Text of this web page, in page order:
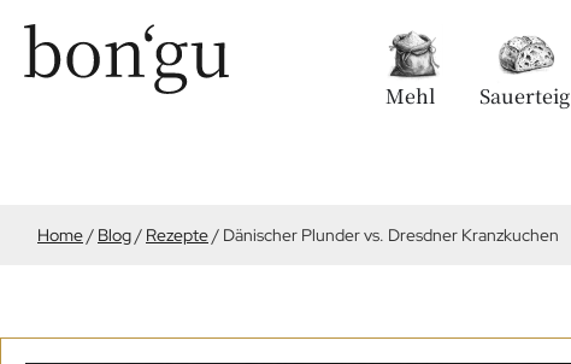
Mehl Sauerteig
Home/ Blog/ Rezepte/ Dänischer Plunder vs. Dresdner Kranzkuchen